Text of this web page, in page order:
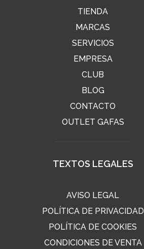
TIENDA
MARCAS
SERVICIOS
EMPRESA
CLUB
BLOG
CONTACTO
OUTLET GAFAS
TEXTOS LEGALES
AVISO LEGAL
POLÍTICA DE PRIVACIDAD
POLÍTICA DE COOKIES
CONDICIONES DE VENTA